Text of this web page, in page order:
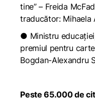
tine” – Freida
traducător: Mihaela
● Ministru
premiul pentru
Bogdan-Alexandru
Peste 65.000 de